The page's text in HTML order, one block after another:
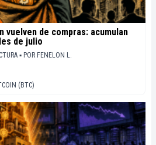
vuelven de compras: acumulan
de julio
▪ POR FENELON L.
(BTC)